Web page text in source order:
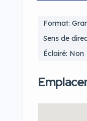
Format:
Sens de
Éclairé: Non